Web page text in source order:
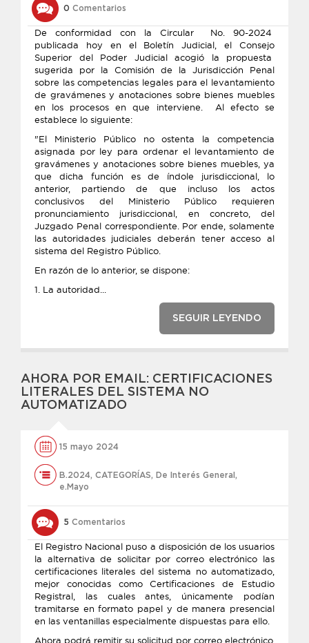
0 Comentarios
De conformidad con la Circular No. 90-2024
publicada hoy en el Boletín Judicial, el Consejo
Superior del Poder Judicial acogió la propuesta
sugerida por la Comisión de la Jurisdicción Penal
sobre las competencias legales para el levantamiento
de gravámenes y anotaciones sobre bienes muebles
en los procesos en que interviene. Al efecto se
establece lo siguiente:
"El Ministerio Público no ostenta la competencia
asignada por ley para ordenar el levantamiento de
gravámenes y anotaciones sobre bienes muebles, ya
que dicha función es de índole jurisdiccional, lo
anterior, partiendo de que incluso los actos
conclusivos del Ministerio Público requieren
pronunciamiento jurisdiccional, en concreto, del
Juzgado Penal correspondiente. Por ende, solamente
las autoridades judiciales deberán tener acceso al
sistema del Registro Público.
En razón de lo anterior, se dispone:
1. La autoridad...
SEGUIR LEYENDO
AHORA POR EMAIL: CERTIFICACIONES
LITERALES DEL SISTEMA NO
AUTOMATIZADO
15 mayo 2024
B.2024, CATEGORÍAS, De Interés General ,
e.Mayo
5 Comentarios
El Registro Nacional puso a disposición de los usuarios
la alternativa de solicitar por correo electrónico las
certificaciones literales del sistema no automatizado,
mejor conocidas como Certificaciones de Estudio
Registral, las cuales antes, únicamente podían
tramitarse en formato papel y de manera presencial
en las ventanillas especialmente dispuestas para ello.
Ahora podrá remitir su solicitud por correo electrónico